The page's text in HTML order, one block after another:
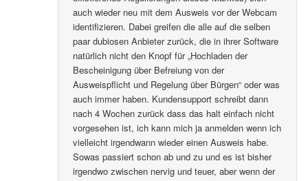
auch wieder neu mit dem Ausweis vor der Webcam
identifizieren. Dabei greifen die alle auf die selben
paar dubiosen Anbieter zurück, die in ihrer Software
natürlich nicht den Knopf für „Hochladen der
Bescheinigung über Befreiung von der
Ausweispflicht und Regelung über Bürgen“ oder was
auch immer haben. Kundensupport schreibt dann
nach 4 Wochen zurück dass das halt einfach nicht
vorgesehen ist, ich kann mich ja anmelden wenn ich
vielleicht irgendwann wieder einen Ausweis habe.
Sowas passiert schon ab und zu und es ist bisher
irgendwo zwischen nervig und teuer, aber wenn der